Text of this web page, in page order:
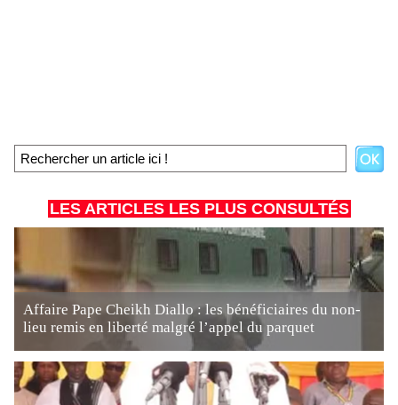
LES ARTICLES LES PLUS CONSULTÉS
Affaire Pape Cheikh Diallo : les bénéficiaires du non-
lieu remis en liberté malgré l’appel du parquet